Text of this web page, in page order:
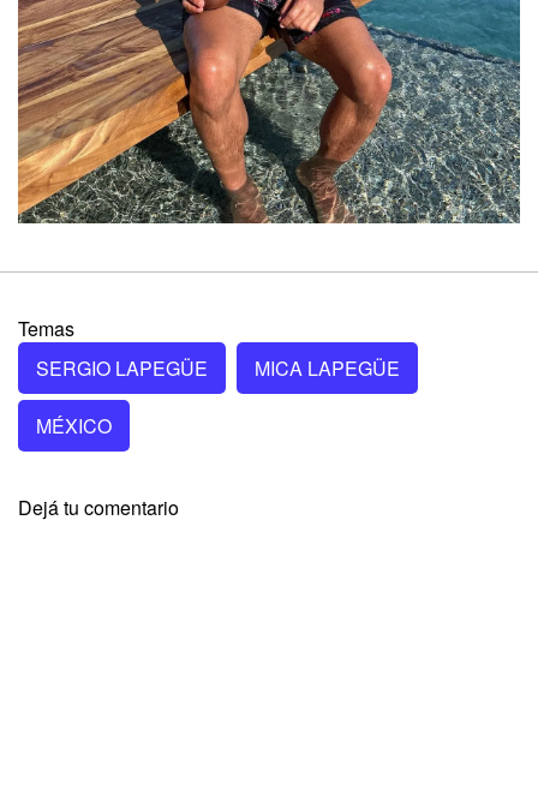
Temas
SERGIO LAPEGÜE
MICA LAPEGÜE
MÉXICO
Dejá tu comentario